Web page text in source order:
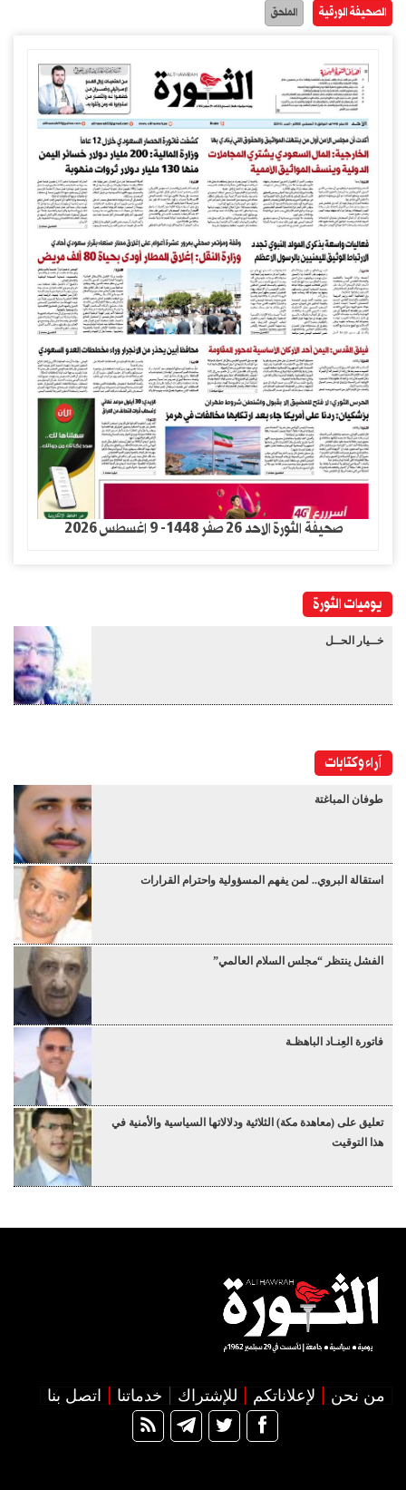
الصحيفة الورقية الملحق
صحيفة الثورة الاحد 26 صفر 1448- 9 اغسطس 2026
يوميات الثورة
خــيار الحــل
آراء وكتابات
طوفان المباغتة
استقالة البروي.. لمن يفهم المسؤولية واحترام القرارات
الفشل ينتظر “مجلس السلام العالمي”
فاتورة العِنـاد الباهظـة
تعليق على (معاهدة مكة) الثلاثية ودلالاتها السياسية والأمنية في
هذا التوقيت
من نحن لإعلاناتكم للإشتراك خدماتنا اتصل بنا